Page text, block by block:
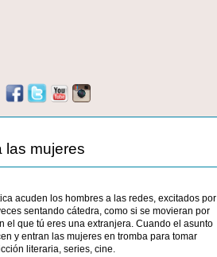
las mujeres
acuden los hombres a las redes, excitados por
sentando cátedra, como si se movieran por
el que tú eres una extranjera. Cuando el asunto
y entran las mujeres en tromba para tomar
literaria, series, cine.